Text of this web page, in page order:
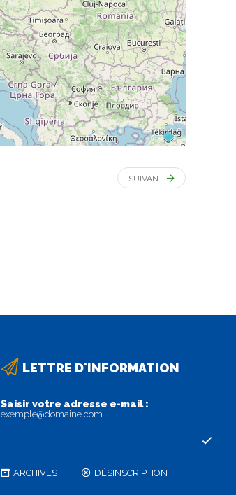
SUIVANT
LETTRE D'INFORMATION
Saisir votre adresse e-mail :
exemple@domaine.com
ARCHIVES DÉSINSCRIPTION